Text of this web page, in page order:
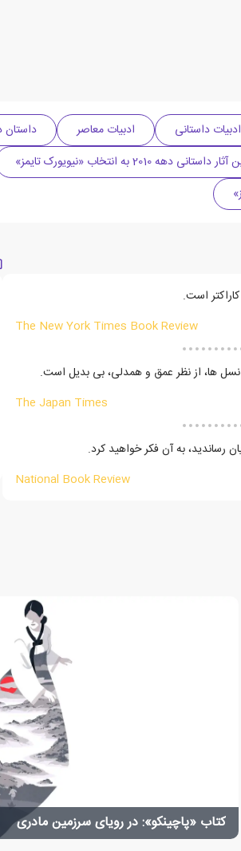
ادبیات داستانی ادبیات معاصر داستان
داستانی دهه 2010 به انتخاب «نیویورک تایمز»
است.
The New York Times Book Review
نسل ها، از نظر عمق و همدلی، بی بدیل است.
The Japan Times
رساندید، به آن فکر خواهید کرد.
National Book Review
کتاب «پاچینکو»: در رویای سرزمین مادری